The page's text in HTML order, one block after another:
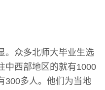
。众多北师大毕业生选
中西部地区的就有1000
300多人。他们为当地